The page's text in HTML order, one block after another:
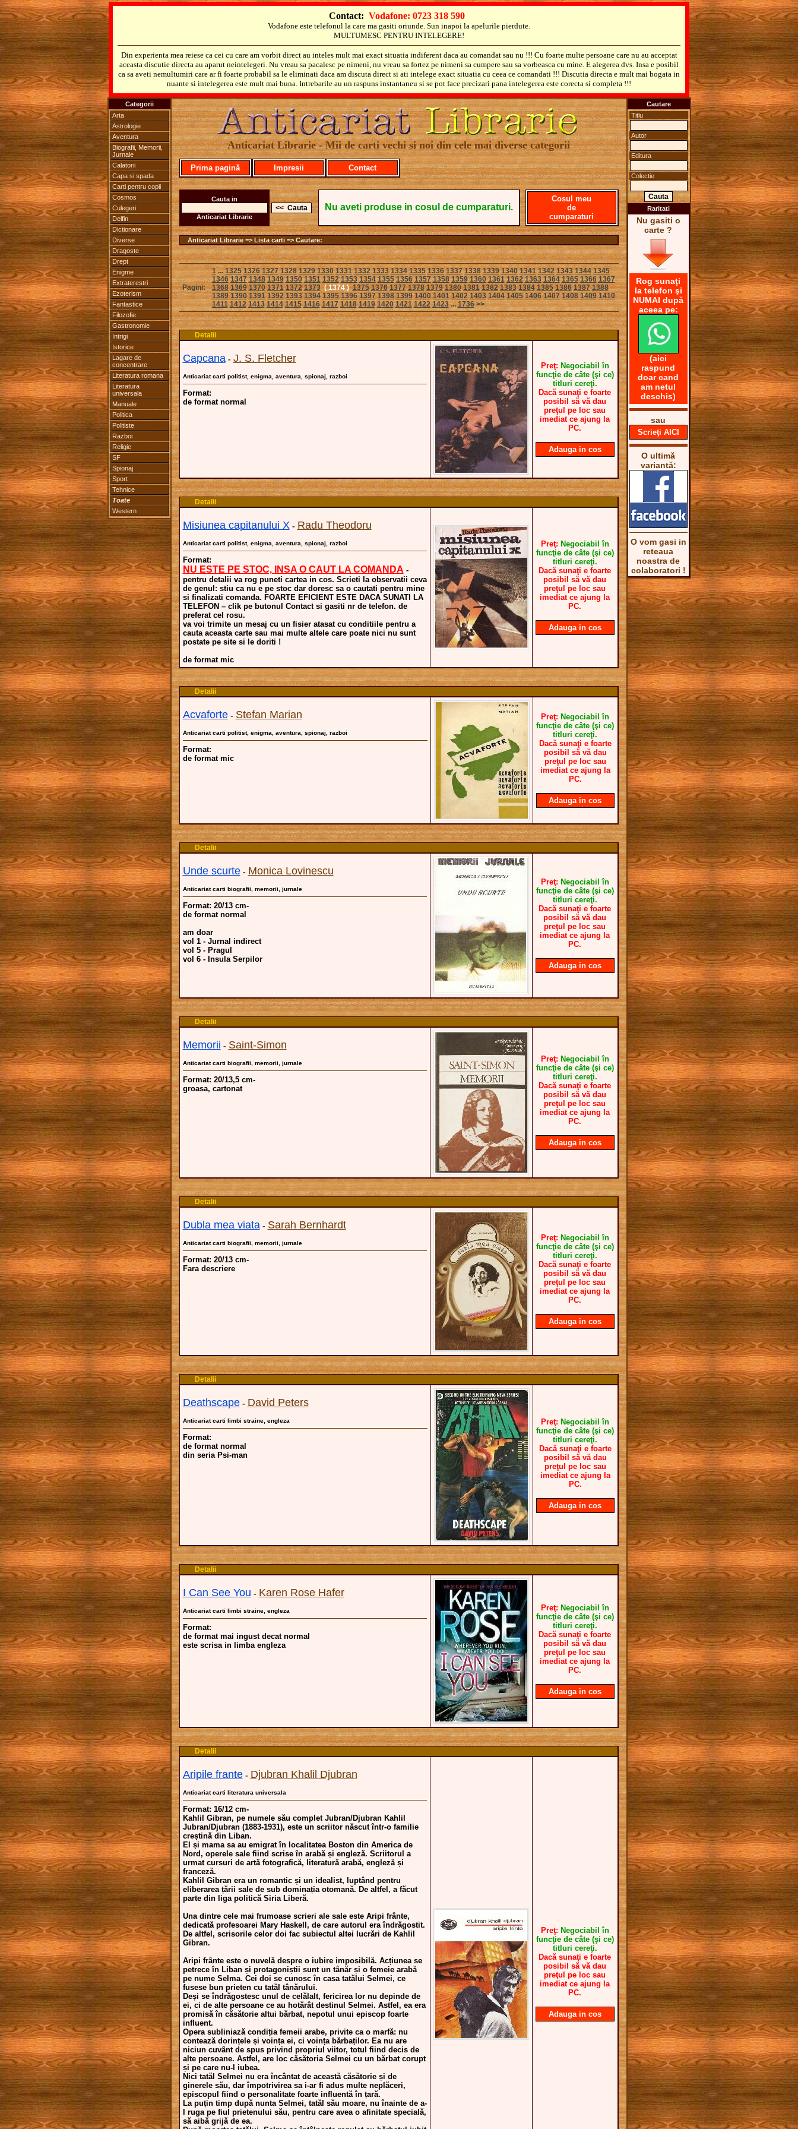
Contact: Vodafone: 0723 318 590
Vodafone este telefonul la care ma gasiti oriunde. Sun inapoi la apelurile pierdute.
MULTUMESC PENTRU INTELEGERE!
Din experienta mea reiese ca cei cu care am vorbit direct au inteles mult mai exact situatia indiferent daca au comandat sau nu !!! Cu foarte multe persoane care nu au acceptat
aceasta discutie directa au aparut neintelegeri. Nu vreau sa pacalesc pe nimeni, nu vreau sa fortez pe nimeni sa cumpere sau sa vorbeasca cu mine. E alegerea dvs. Insa e posibil
ca sa aveti nemultumiri care ar fi foarte probabil sa le eliminati daca am discuta direct si ati intelege exact situatia cu ceea ce comandati !!! Discutia directa e mult mai bogata in
nuante si intelegerea este mult mai buna. Intrebarile au un raspuns instantaneu si se pot face precizari pana intelegerea este corecta si completa !!!
Categorii
Arta
Astrologie
Aventura
Biografii, Memorii,
Jurnale
Calatorii
Capa si spada
Carti pentru copii
Cosmos
Culegeri
Delfin
Dictionare
Diverse
Dragoste
Drept
Enigme
Extraterestri
Ezoterism
Fantastice
Filozofie
Gastronomie
Intrigi
Istorice
Lagare de
concentrare
Literatura romana
Literatura
universala
Manuale
Politica
Politiste
Razboi
Religie
SF
Spionaj
Sport
Tehnice
Toate
Western
Anticariat Librarie - Mii de carti vechi si noi din cele mai diverse categorii
Prima pagină Impresii Contact
Cauta in
Anticariat Librarie
Nu aveti produse in cosul de cumparaturi.
Cosul meu
de
cumparaturi
Anticariat Librarie => Lista carti => Cautare:
Pagini:
1...1325 1326 1327 1328 1329 1330 1331 1332 1333 1334 1335 1336 1337 1338 1339 1340 1341 1342 1343 1344 1345
1346 1347 1348 1349 1350 1351 1352 1353 1354 1355 1356 1357 1358 1359 1360 1361 1362 1363 1364 1365 1366 1367
1368 1369 1370 1371 1372 1373 ( 1374 ) 1375 1376 1377 1378 1379 1380 1381 1382 1383 1384 1385 1386 1387 1388
1389 1390 1391 1392 1393 1394 1395 1396 1397 1398 1399 1400 1401 1402 1403 1404 1405 1406 1407 1408 1409 1410
1411 1412 1413 1414 1415 1416 1417 1418 1419 1420 1421 1422 1423...1736>>
Detalii
Capcana- J. S. Fletcher
Anticariat carti politist, enigma, aventura, spionaj, razboi
Format:
de format normal
Preţ: Negociabil în
funcţie de câte (şi ce)
titluri cereţi.
Dacă sunaţi e foarte
posibil să vă dau
preţul pe loc sau
imediat ce ajung la
PC.
Adauga in cos
Detalii
Misiunea capitanului X - Radu Theodoru
Anticariat carti politist, enigma, aventura, spionaj, razboi
Format:
NU ESTE PE STOC, INSA O CAUT LA COMANDA -
pentru detalii va rog puneti cartea in cos. Scrieti la observatii ceva
de genul: stiu ca nu e pe stoc dar doresc sa o cautati pentru mine
si finalizati comanda. FOARTE EFICIENT ESTE DACA SUNATI LA
TELEFON – clik pe butonul Contact si gasiti nr de telefon. de
preferat cel rosu.
va voi trimite un mesaj cu un fisier atasat cu conditiile pentru a
cauta aceasta carte sau mai multe altele care poate nici nu sunt
postate pe site si le doriti !
de format mic
Preţ: Negociabil în
funcţie de câte (şi ce)
titluri cereţi.
Dacă sunaţi e foarte
posibil să vă dau
preţul pe loc sau
imediat ce ajung la
PC.
Adauga in cos
Detalii
Acvaforte- Stefan Marian
Anticariat carti politist, enigma, aventura, spionaj, razboi
Format:
de format mic
Preţ: Negociabil în
funcţie de câte (şi ce)
titluri cereţi.
Dacă sunaţi e foarte
posibil să vă dau
preţul pe loc sau
imediat ce ajung la
PC.
Adauga in cos
Detalii
Unde scurte- Monica Lovinescu
Anticariat carti biografii, memorii, jurnale
Format: 20/13 cm-
de format normal
am doar
vol 1 - Jurnal indirect
vol 5 - Pragul
vol 6 - Insula Serpilor
Preţ: Negociabil în
funcţie de câte (şi ce)
titluri cereţi.
Dacă sunaţi e foarte
posibil să vă dau
preţul pe loc sau
imediat ce ajung la
PC.
Adauga in cos
Detalii
Memorii - Saint-Simon
Anticariat carti biografii, memorii, jurnale
Format: 20/13,5 cm-
groasa, cartonat
Preţ: Negociabil în
funcţie de câte (şi ce)
titluri cereţi.
Dacă sunaţi e foarte
posibil să vă dau
preţul pe loc sau
imediat ce ajung la
PC.
Adauga in cos
Detalii
Dubla mea viata- Sarah Bernhardt
Anticariat carti biografii, memorii, jurnale
Format: 20/13 cm-
Fara descriere
Preţ: Negociabil în
funcţie de câte (şi ce)
titluri cereţi.
Dacă sunaţi e foarte
posibil să vă dau
preţul pe loc sau
imediat ce ajung la
PC.
Adauga in cos
Detalii
Deathscape- David Peters
Anticariat carti limbi straine, engleza
Format:
de format normal
din seria Psi-man
Preţ: Negociabil în
funcţie de câte (şi ce)
titluri cereţi.
Dacă sunaţi e foarte
posibil să vă dau
preţul pe loc sau
imediat ce ajung la
PC.
Adauga in cos
Detalii
I Can See You - Karen Rose Hafer
Anticariat carti limbi straine, engleza
Format:
de format mai ingust decat normal
este scrisa in limba engleza
Preţ: Negociabil în
funcţie de câte (şi ce)
titluri cereţi.
Dacă sunaţi e foarte
posibil să vă dau
preţul pe loc sau
imediat ce ajung la
PC.
Adauga in cos
Detalii
Aripile frante- Djubran Khalil Djubran
Anticariat carti literatura universala
Format: 16/12 cm-
Kahlil Gibran, pe numele său complet Jubran/Djubran Kahlil
Jubran/Djubran (1883-1931), este un scriitor născut într-o familie
creștină din Liban.
El și mama sa au emigrat în localitatea Boston din America de
Nord, operele sale fiind scrise în arabă și engleză. Scriitorul a
urmat cursuri de artă fotografică, literatură arabă, engleză și
franceză.
Kahlil Gibran era un romantic și un idealist, luptând pentru
eliberarea țării sale de sub dominația otomană. De altfel, a făcut
parte din liga politică Siria Liberă.
Una dintre cele mai frumoase scrieri ale sale este Aripi frânte,
dedicată profesoarei Mary Haskell, de care autorul era îndrăgostit.
De altfel, scrisorile celor doi fac subiectul altei lucrări de Kahlil
Gibran.
Aripi frânte este o nuvelă despre o iubire imposibilă. Acțiunea se
petrece în Liban și protagoniștii sunt un tânăr și o femeie arabă
pe nume Selma. Cei doi se cunosc în casa tatălui Selmei, ce
fusese bun prieten cu tatăl tânărului.
Deși se îndrăgostesc unul de celălalt, fericirea lor nu depinde de
ei, ci de alte persoane ce au hotărât destinul Selmei. Astfel, ea era
promisă în căsătorie altui bărbat, nepotul unui episcop foarte
influent.
Opera subliniază condiția femeii arabe, privite ca o marfă: nu
contează dorințele și voința ei, ci voința bărbaților. Ea nu are
niciun cuvânt de spus privind propriul viitor, totul fiind decis de
alte persoane. Astfel, are loc căsătoria Selmei cu un bărbat corupt
și pe care nu-l iubea.
Nici tatăl Selmei nu era încântat de această căsătorie și de
ginerele său, dar împotrivirea sa i-ar fi adus multe neplăceri,
episcopul fiind o personalitate foarte influentă în țară.
La puțin timp după nunta Selmei, tatăl său moare, nu înainte de a-
l ruga pe fiul prietenului său, pentru care avea o afinitate specială,
să aibă grijă de ea.
Preţ: Negociabil în
funcţie de câte (şi ce)
titluri cereţi.
Dacă sunaţi e foarte
posibil să vă dau
preţul pe loc sau
imediat ce ajung la
PC.
Adauga in cos
Cautare
Titlu
Autor
Editura
Colectie
Raritati
Nu gasiti o
carte ?
Rog sunaţi
la telefon şi
NUMAI după
aceea pe:
(aici
raspund
doar cand
am netul
deschis)
sau
Scrieţi AICI
O ultimă
variantă:
O vom gasi in
reteaua
noastra de
colaboratori !